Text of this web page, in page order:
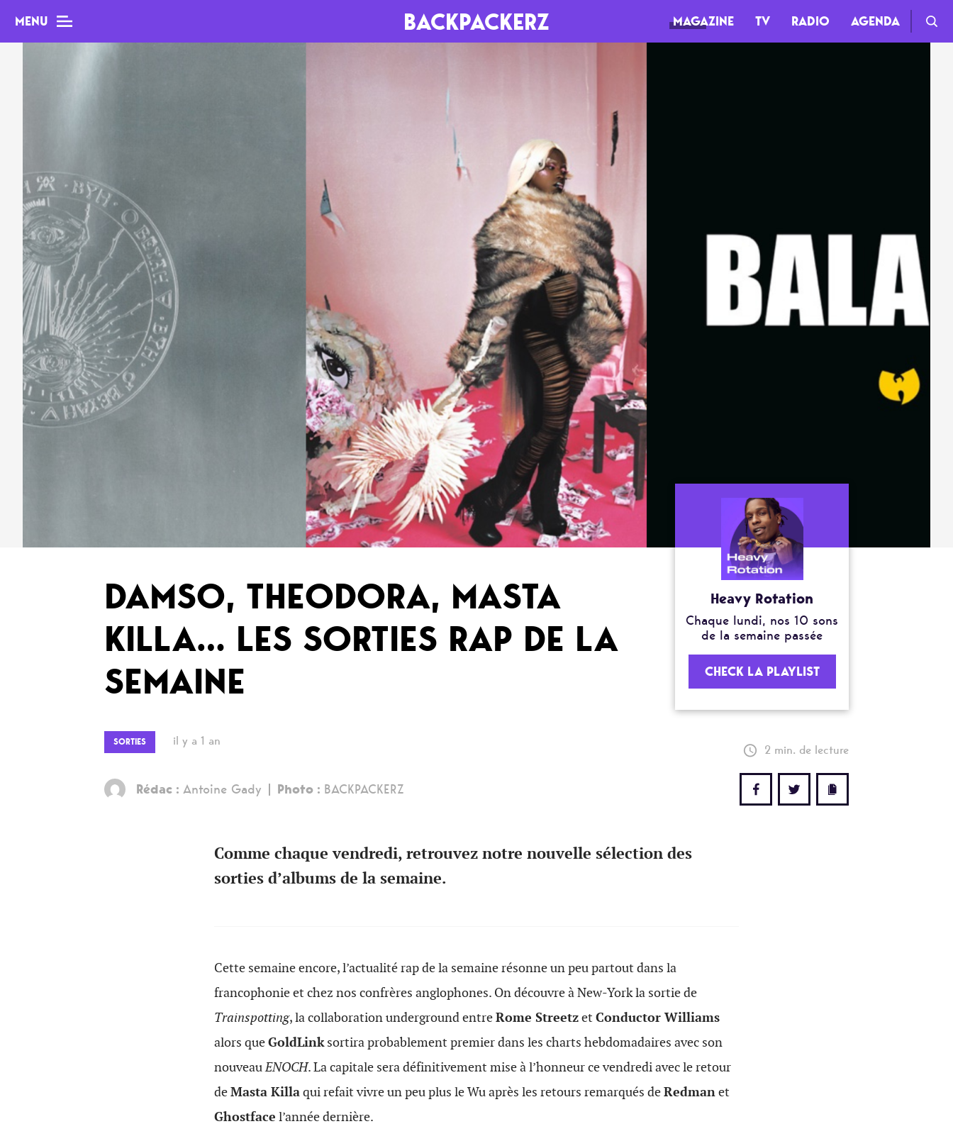
MENU BACKPACKERZ MAGAZINE TV RADIO AGENDA
Interviews
Chroniques
Sorties
Newsletter
RADIO
Playlists
Podcasts
Mixes
Heavy Rotation
Chaque lundi, nos 10 sons
de la semaine passée
CHECK LA PLAYLIST
DAMSO, THEODORA, MASTA
KILLA… LES SORTIES RAP DE LA
SEMAINE
SORTIES il y a 1 an
2 min. de lecture
Rédac : Antoine Gady Photo : BACKPACKERZ
Comme chaque vendredi, retrouvez notre nouvelle sélection des
sorties d’albums de la semaine.
Cette semaine encore, l’actualité rap de la semaine résonne un peu partout dans la
francophonie et chez nos confrères anglophones. On découvre à New-York la sortie de
Trainspotting, la collaboration underground entreRome Streetzet Conductor Williams
alors queGoldLinksortira probablement premier dans les charts hebdomadaires avec son
nouveauENOCH. La capitale sera définitivement mise à l’honneur ce vendredi avec le retour
deMasta Killaqui refait vivre un peu plus le Wu après les retours remarqués deRedmanet
Ghostface l’année dernière.